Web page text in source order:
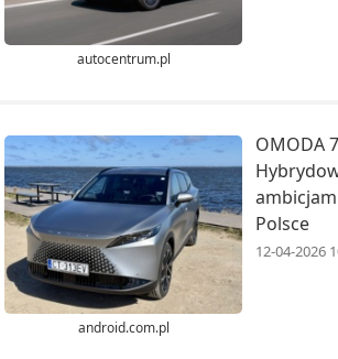
autocentrum.pl
android.com.pl
OMODA
Polsce
12-04-2026